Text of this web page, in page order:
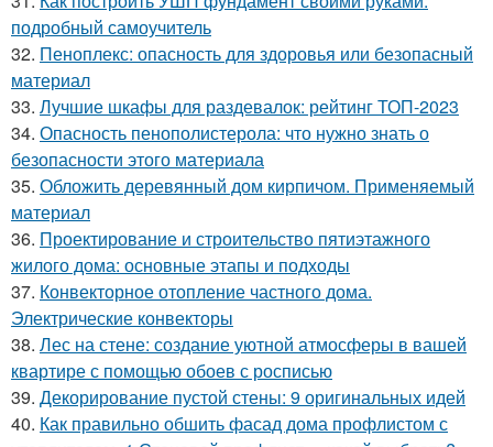
подробный самоучитель
32. Пеноплекс: опасность для здоровья или безопасный
материал
33. Лучшие шкафы для раздевалок: рейтинг ТОП-2023
34. Опасность пенополистерола: что нужно знать о
безопасности этого материала
35. Обложить деревянный дом кирпичом. Применяемый
материал
36. Проектирование и строительство пятиэтажного
жилого дома: основные этапы и подходы
37. Конвекторное отопление частного дома.
Электрические конвекторы
38. Лес на стене: создание уютной атмосферы в вашей
квартире с помощью обоев с росписью
39. Декорирование пустой стены: 9 оригинальных идей
40. Как правильно обшить фасад дома профлистом с